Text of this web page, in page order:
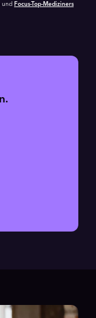
und Focus-Top-Mediziners